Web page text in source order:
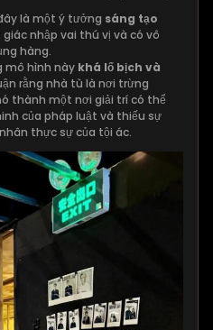
là một ý tưởng sáng tạo
nhập vai thú vị và có vô
hàng.
mô hình này khá lố bịch và
rằng nhà tù là nơi trừng
thành một nơi giải trí có thể
của pháp luật và thiếu sự
thực sự của tội ác.